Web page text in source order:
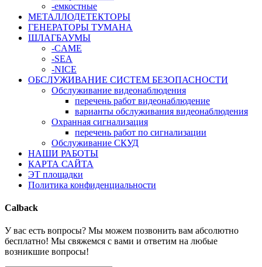
-емкостные
МЕТАЛЛОДЕТЕКТОРЫ
ГЕНЕРАТОРЫ ТУМАНА
ШЛАГБАУМЫ
-CAME
-SEA
-NICE
ОБСЛУЖИВАНИЕ СИСТЕМ БЕЗОПАСНОСТИ
Обслуживание видеонаблюдения
перечень работ видеонаблюдение
варианты обслуживания видеонаблюдения
Охранная сигнализация
перечень работ по сигнализации
Обслуживание СКУД
НАШИ РАБОТЫ
КАРТА САЙТА
ЭТ площадки
Политика конфиденциальности
Calback
У вас есть вопросы? Мы можем позвонить вам абсолютно
бесплатно! Мы свяжемся с вами и ответим на любые
возникшие вопросы!